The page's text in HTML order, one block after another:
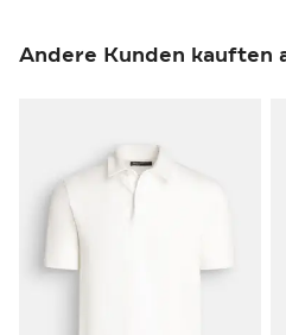
Andere Kunden kauften